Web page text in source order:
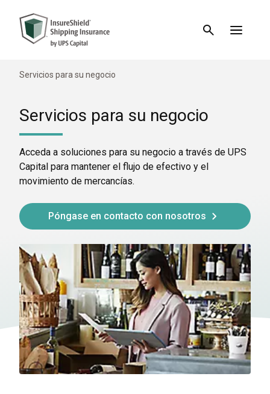
Servicios para su negocio
Servicios para su negocio
Acceda a soluciones para su negocio a través de UPS
Capital para mantener el flujo de efectivo y el
movimiento de mercancías.
Póngase en contacto con nosotros